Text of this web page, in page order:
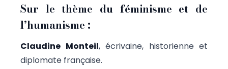
Sur le thème du féminisme et de
l’humanisme :
Claudine Monteil, écrivaine, historienne et
diplomate française.